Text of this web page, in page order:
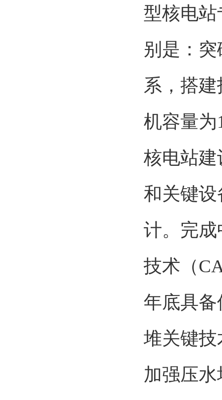
型核电站
别是：
系，搭
机容量为
核电站建
和关键
计。完成
技术（
年底具
堆关键技
加强压